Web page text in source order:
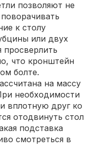
позволяют не
к столу
или двух
просверлить
что кронштейн
болте.
на массу
необходимости
вплотную друг ко
отодвинуть стол
подставка
смотреться в